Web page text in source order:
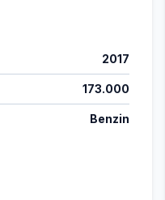
2017
173.000
Benzin